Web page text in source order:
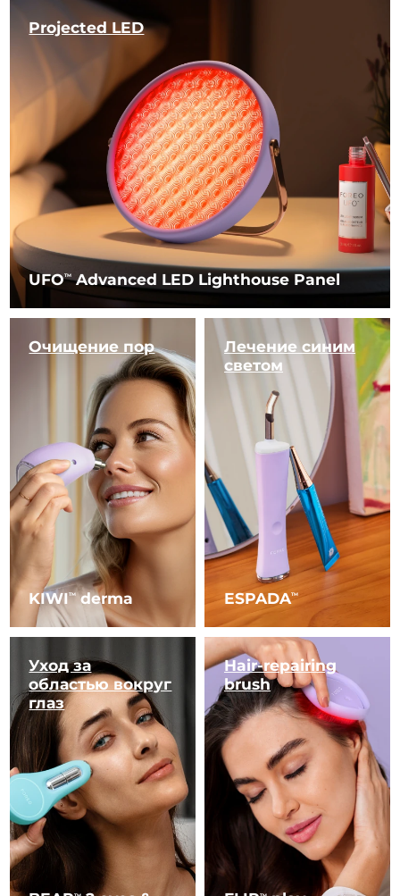
UFOTMAdvanced LED Lighthouse Panel
Projected LED
KIWITMderma
Очищение пор
ESPADATM
Лечениесиним
светом
TM
Уход за
областью вокруг
глаз
TM
Hair-repairing
brush